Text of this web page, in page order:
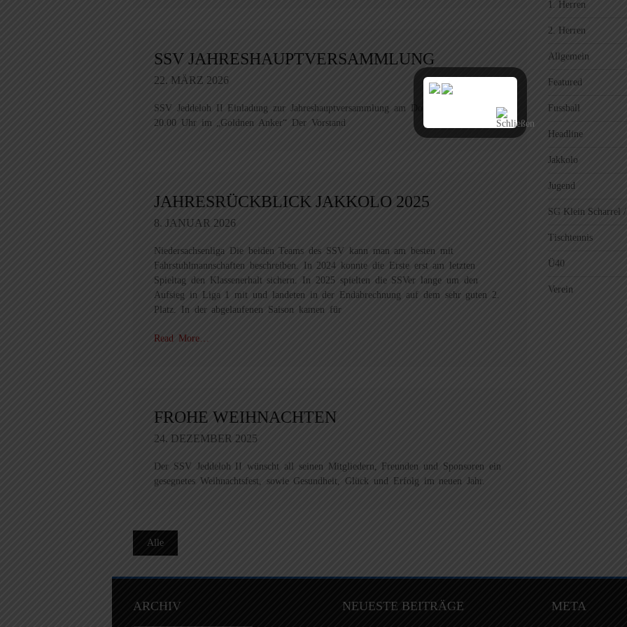
SSV JAHRESHAUPTVERSAMMLUNG
22. MÄRZ 2026
SSV Jeddeloh II Einladung zur Jahreshauptversammlung am Donnerstag09.04.26,
20.00 Uhr im „Goldnen Anker“ Der Vorstand
JAHRESRÜCKBLICK JAKKOLO 2025
8. JANUAR 2026
Niedersachsenliga Die beiden Teams des SSV kann man am besten mit
Fahrstuhlmannschaften beschreiben. In 2024 konnte die Erste erst am letzten
Spieltag den Klassenerhalt sichern. In 2025 spielten die SSVer lange um den
Aufsieg in Liga 1 mit und landeten in der Endabrechnung auf dem sehr guten 2.
Platz. In der abgelaufenen Saison kamen für
Read More…
FROHE WEIHNACHTEN
24. DEZEMBER 2025
Der SSV Jeddeloh II wünscht all seinen Mitgliedern, Freunden und Sponsoren ein
gesegnetes Weihnachtsfest, sowie Gesundheit, Glück und Erfolg im neuen Jahr.
Alle
1. Herren
2. Herren
Allgemein
Featured
Fussball
Headline
Jakkolo
Jugend
SG Klein Scharrel /
Tischtennis
Ü40
Verein
ARCHIV NEUESTE BEITRÄGE META